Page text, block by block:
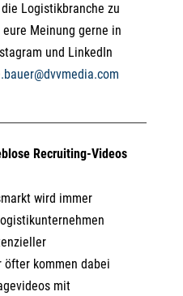
Logistikbranche zu
Meinung gerne in
und LinkedIn
Recruiting-Videos
wird immer
öfter kommen dabei
mit